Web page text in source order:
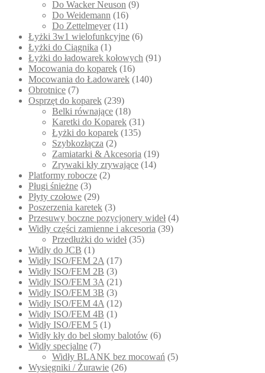
Do Wacker Neuson (9)
Do Weidemann (16)
Do Zettelmeyer (11)
Łyżki 3w1 wielofunkcyjne (6)
Łyżki do Ciągnika (1)
Łyżki do ładowarek kołowych (91)
Mocowania do koparek (16)
Mocowania do Ładowarek (140)
Obrotnice (7)
Osprzęt do koparek (239)
Belki równające (18)
Karetki do Koparek (31)
Łyżki do koparek (135)
Szybkozłącza (2)
Zamiatarki & Akcesoria (19)
Zrywaki kły zrywające (14)
Platformy robocze (2)
Pługi śnieżne (3)
Płyty czołowe (29)
Poszerzenia karetek (3)
Przesuwy boczne pozycjonery wideł (4)
Widły części zamienne i akcesoria (39)
Przedłużki do wideł (35)
Widły do JCB (1)
Widły ISO/FEM 2A (17)
Widły ISO/FEM 2B (3)
Widły ISO/FEM 3A (21)
Widły ISO/FEM 3B (3)
Widły ISO/FEM 4A (12)
Widły ISO/FEM 4B (1)
Widły ISO/FEM 5 (1)
Widły kły do bel słomy balotów (6)
Widły specjalne (7)
Widły BLANK bez mocowań (5)
Wysięgniki / Żurawie (26)